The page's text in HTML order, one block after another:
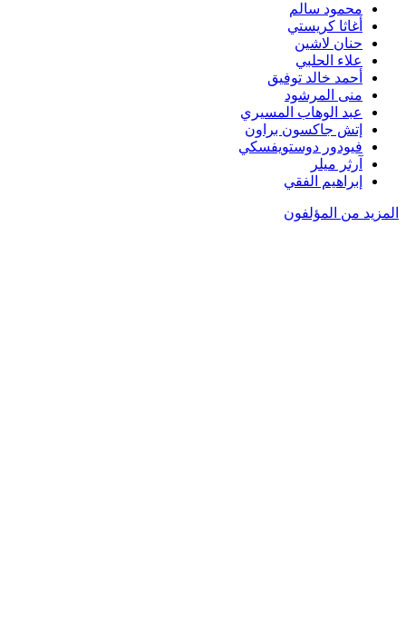
محمود سالم
أغاثا كريستي
حنان لاشين
علاء الحلبي
أحمد خالد توفيق
منى المرشود
عبد الوهاب المسيري
إتش جاكسون براون
فيودور دوستويفسكي
آرثر ميلر
إبراهيم الفقي
المزيد من المؤلفون